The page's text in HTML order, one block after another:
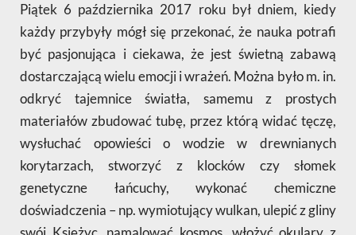
Piątek 6 października 2017 roku był dniem, kiedy
każdy przybyły mógł się przekonać, że nauka potrafi
być pasjonująca i ciekawa, że jest świetną zabawą
dostarczającą wielu emocji i wrażeń. Można było m. in.
odkryć tajemnice światła, samemu z prostych
materiałów zbudować tubę, przez którą widać tęczę,
wysłuchać opowieści o wodzie w drewnianych
korytarzach, stworzyć z klocków czy słomek
genetyczne łańcuchy, wykonać chemiczne
doświadczenia – np. wymiotujący wulkan, ulepić z gliny